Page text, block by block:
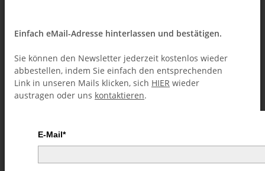
Einfach eMail-Adresse hinterlassen und bestätigen.
Sie können den Newsletter jederzeit kostenlos wieder
abbestellen, indem Sie einfach den entsprechenden
Link in unseren Mails klicken, sich HIER wieder
austragen oder uns kontaktieren.
E-Mail*